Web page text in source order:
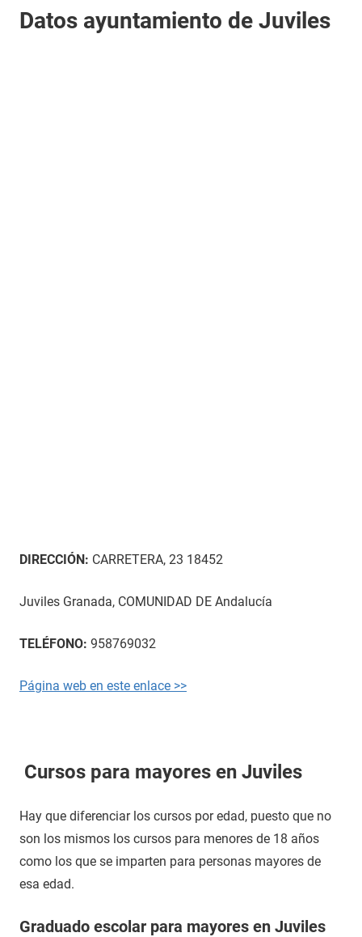
Datos ayuntamiento de Juviles
DIRECCIÓN: CARRETERA, 23 18452
Juviles Granada, COMUNIDAD DE Andalucía
TELÉFONO: 958769032
Página web en este enlace >>
Cursos para mayores en Juviles
Hay que diferenciar los cursos por edad, puesto que no
son los mismos los cursos para menores de 18 años
como los que se imparten para personas mayores de
esa edad.
Graduado escolar para mayores en Juviles